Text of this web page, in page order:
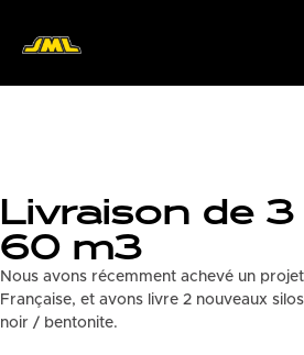
Livraison de
60 m3
Nous avons récemment achevé un
Française, et avons livre 2 nouveaux
noir / bentonite.